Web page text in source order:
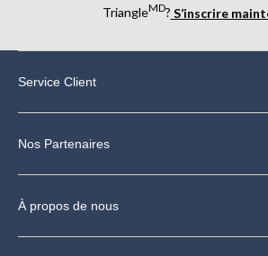
TriangleMD? S’inscrire
Service Client
Nos Partenaires
À propos de nous